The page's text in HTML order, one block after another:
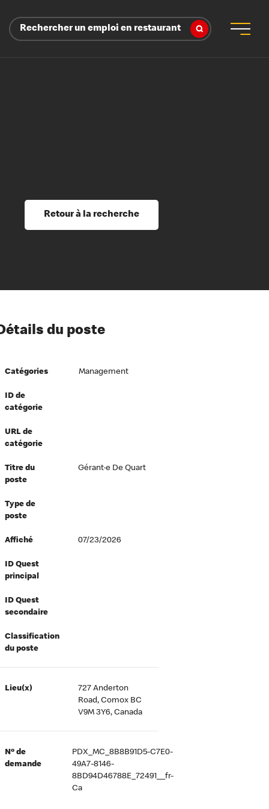
Rechercher un emploi en restaurant
et perfectionnement
du savoir
à l’égard de nos employés
directeurs
équité et inclusion
au travail
Retour à la recherche
du poste
Catégories Management
ID de
catégorie
URL de
catégorie
Titre du
poste
Gérant·e De Quart
Type de
poste
Affiché 07/23/2026
ID Quest
principal
ID Quest
secondaire
Classification
du poste
Lieu(x)
727 Anderton
Road, Comox BC
V9M 3Y6, Canada
Nº de
demande
PDX_MC_8B8B91D5-C7E0-
49A7-8146-
8BD94D46788E_72491__fr-
Ca